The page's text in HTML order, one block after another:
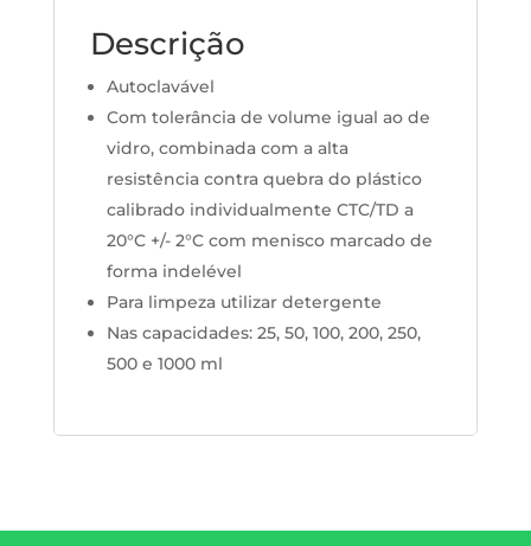
Descrição
Autoclavável
Com tolerância de volume igual ao de
vidro, combinada com a alta
resistência contra quebra do plástico
calibrado individualmente CTC/TD a
20°C +/- 2°C com menisco marcado de
forma indelével
Para limpeza utilizar detergente
Nas capacidades: 25, 50, 100, 200, 250,
500 e 1000 ml